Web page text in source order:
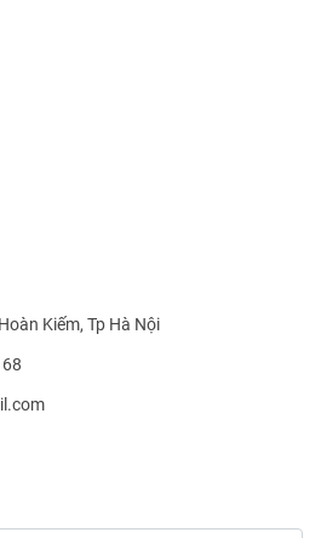
Kiếm, Tp Hà Nội